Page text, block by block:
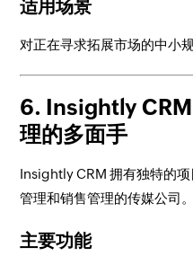
适用场景
对正在寻求拓展市场的中小
6. Insightly
理的多面手
Insightly CRM 拥有独特的
管理和销售管理的传媒公司。
主要功能